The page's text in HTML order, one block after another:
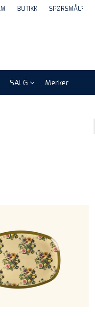
BUTIKK SPØRSMÅL?
SALG Merker